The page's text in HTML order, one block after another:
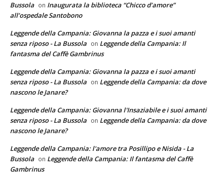
Bussola on Inaugurata la biblioteca “Chicco d’amore”
all’ospedale Santobono
Leggende della Campania: Giovanna la pazza e i suoi amanti
senza riposo - La Bussola on Leggende della Campania: Il
fantasma del Caffè Gambrinus
Leggende della Campania: Giovanna la pazza e i suoi amanti
senza riposo - La Bussola on Leggende della Campania: da dove
nascono le Janare?
Leggende della Campania: Giovanna l'Insaziabile e i suoi amanti
senza riposo - La Bussola on Leggende della Campania: da dove
nascono le Janare?
Leggende della Campania: l'amore tra Posillipo e Nisida - La
Bussola on Leggende della Campania: Il fantasma del Caffè
Gambrinus